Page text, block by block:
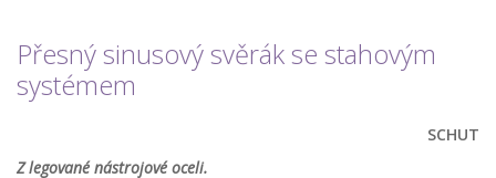
Přesný sinusový svěrák se stahovým
systémem
SCHUT
Z legované nástrojové oceli.